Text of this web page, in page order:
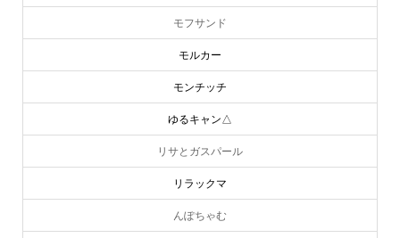
モフサンド
モルカー
モンチッチ
ゆるキャン△
リサとガスパール
リラックマ
んぽちゃむ